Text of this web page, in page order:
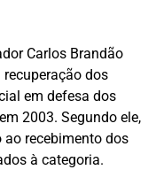
Carlos Brandão
dos
em defesa dos
2003. Segundo ele,
recebimento dos
à categoria.